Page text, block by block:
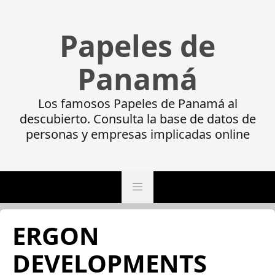
Papeles de
Panamá
Los famosos Papeles de Panamá al
descubierto. Consulta la base de datos de
personas y empresas implicadas online
ERGON
DEVELOPMENTS